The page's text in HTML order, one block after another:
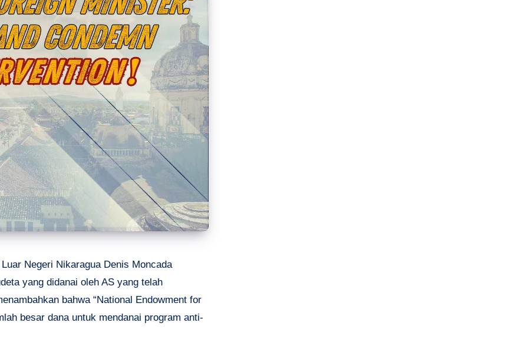
Negeri Nikaragua Denis Moncada
yang didanai oleh AS yang telah
bahwa “National Endowment for
besar dana untuk mendanai program anti-